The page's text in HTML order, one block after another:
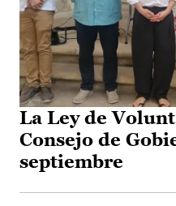
La Ley de
Consejo de
septiembre